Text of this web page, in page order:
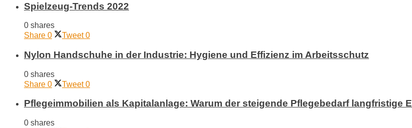
Spielzeug-Trends 2022
0 shares
Share 0 Tweet 0
Nylon Handschuhe in der Industrie: Hygiene und Effizienz im Arbeitsschutz
0 shares
Share 0 Tweet 0
Pflegeimmobilien als Kapitalanlage: Warum der steigende Pflegebedarf langfristige
0 shares